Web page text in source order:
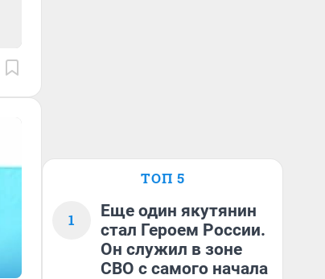
ТОП 5
1
Еще один якутянин
стал Героем России.
Он служил в зоне
СВО с самого начала